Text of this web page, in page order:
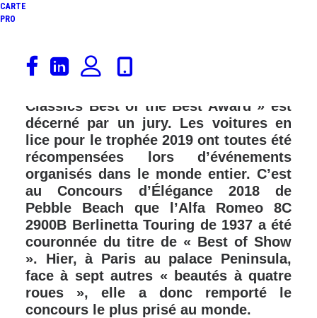
CARTE
PRO
Quelle est la plus prestigieuse
automobile au monde ? Chaque année
Classics Best of the Best Award » est
décerné par un jury. Les voitures en
lice pour le trophée 2019 ont toutes été
récompensées lors d’événements
organisés dans le monde entier. C’est
au Concours d’Élégance 2018 de
Pebble Beach que l’Alfa Romeo 8C
2900B Berlinetta Touring de 1937 a été
couronnée du titre de « Best of Show
». Hier, à Paris au palace Peninsula,
face à sept autres « beautés à quatre
roues », elle a donc remporté le
concours le plus prisé au monde.